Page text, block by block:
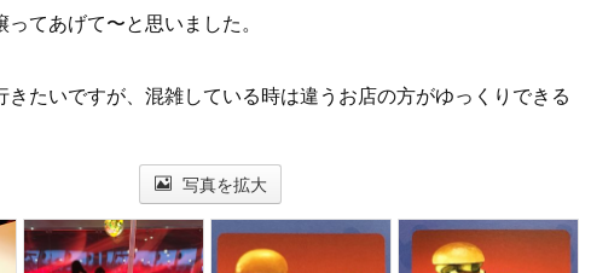
てあげて〜と思いました。
きたいですが、混雑している時は違うお店の方がゆっくりできる
写真を拡大